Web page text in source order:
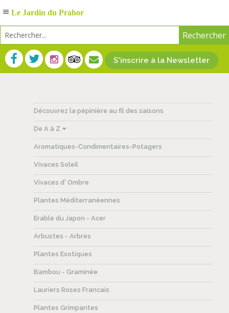
S'inscrire à la Newsletter
Découvrez la pépinière au fil des saisons
De A à Z
Aromatiques-Condimentaires-Potagers
Vivaces Soleil
Vivaces d' Ombre
Plantes Méditerranéennes
Erable du Japon - Acer
Arbustes - Arbres
Plantes Exotiques
Bambou - Graminée
Lauriers Roses Francais
Plantes Grimpantes
Le Jardin du Prahor